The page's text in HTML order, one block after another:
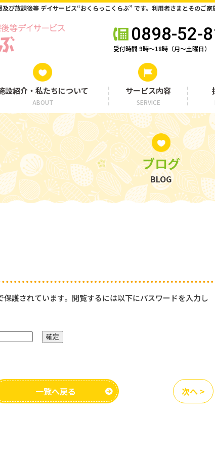
び放課後等 デイサービス“おくらっこくらぶ” です。利用者さまとそのご家
0898-52-
受付時間 9時〜18時（月〜土曜日）
設紹介・私たちについて
ABOUT
サービス内容
SERVICE
ブログ
BLOG
保護されています。閲覧するには以下にパスワードを入力し
一覧へ戻る 次へ >